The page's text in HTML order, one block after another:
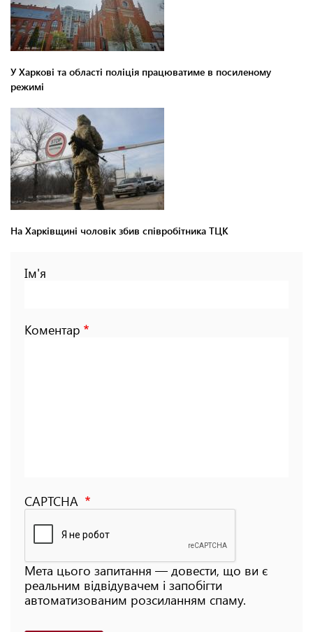
У Харкові та області поліція працюватиме в посиленому
режимі
На Харківщині чоловік збив співробітника ТЦК
Ім'я
Коментар
CAPTCHA
Мета цього запитання — довести, що ви є
реальним відвідувачем і запобігти
автоматизованим розсиланням спаму.